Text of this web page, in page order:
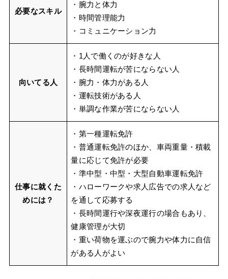
必要なスキル
・腕力と体力
・時間管理能力
・コミュニケーション力
向いてる人
・1人で働くのが好きな人
・長時間運転が苦にならない人
・腕力・体力がある人
・運転技術がある人
・単調な作業が苦にならない人
仕事に就くた
めには？
・第一種運転免許
・普通運転免許のほか、車両重量・積載
量に応じて免許が必要
・準中型・中型・大型自動車運転免許
・ハローワークや求人広告での求人など
を通して応募する
・長時間運行や深夜運行の場合もあり、
健康管理が大切
・重い荷物を運ぶので腕力や体力に自信
がある人がよい